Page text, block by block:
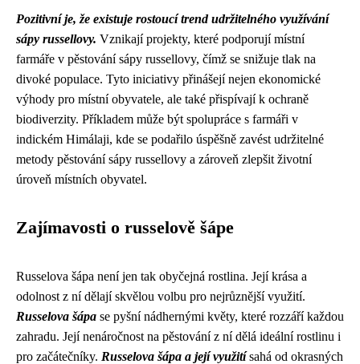
Pozitivní je, že existuje rostoucí trend udržitelného využívání
sápy russellovy. Vznikají projekty, které podporují místní
farmáře v pěstování sápy russellovy, čímž se snižuje tlak na
divoké populace. Tyto iniciativy přinášejí nejen ekonomické
výhody pro místní obyvatele, ale také přispívají k ochraně
biodiverzity. Příkladem může být spolupráce s farmáři v
indickém Himálaji, kde se podařilo úspěšně zavést udržitelné
metody pěstování sápy russellovy a zároveň zlepšit životní
úroveň místních obyvatel.
Zajímavosti o russelově šápe
Russelova šápa není jen tak obyčejná rostlina. Její krása a
odolnost z ní dělají skvělou volbu pro nejrůznější využití.
Russelova šápa se pyšní nádhernými květy, které rozzáří každou
zahradu. Její nenáročnost na pěstování z ní dělá ideální rostlinu i
pro začátečníky. Russelova šápa a její využitísahá od okrasných